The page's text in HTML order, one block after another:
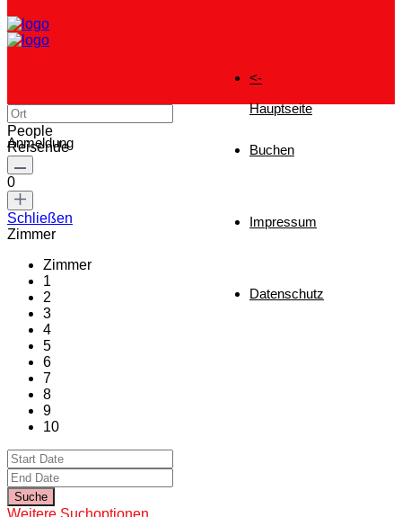
<-
Hauptseite
Buchen
Impressum
Datenschutz
Anmeldung
People
Reisende
0
Schließen
Zimmer
Zimmer
1
2
3
4
5
6
7
8
9
10
Weitere Suchoptionen